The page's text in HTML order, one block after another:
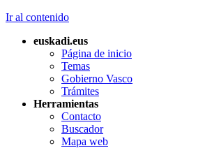
Ir al contenido
euskadi.eus
Página de inicio
Temas
Gobierno Vasco
Trámites
Herramientas
Contacto
Buscador
Mapa web